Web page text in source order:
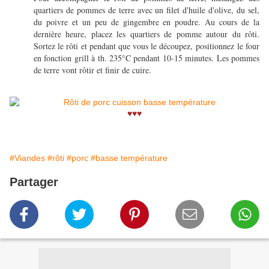
quartiers de pommes de terre avec un filet d'huile d'olive, du sel,
du poivre et un peu de gingembre en poudre. Au cours de la
dernière heure, placez les quartiers de pomme autour du rôti.
Sortez le rôti et pendant que vous le découpez, positionnez le four
en fonction grill à th. 235°C pendant 10-15 minutes. Les pommes
de terre vont rôtir et finir de cuire.
♥♥♥
#Viandes #rôti #porc #basse température
Partager